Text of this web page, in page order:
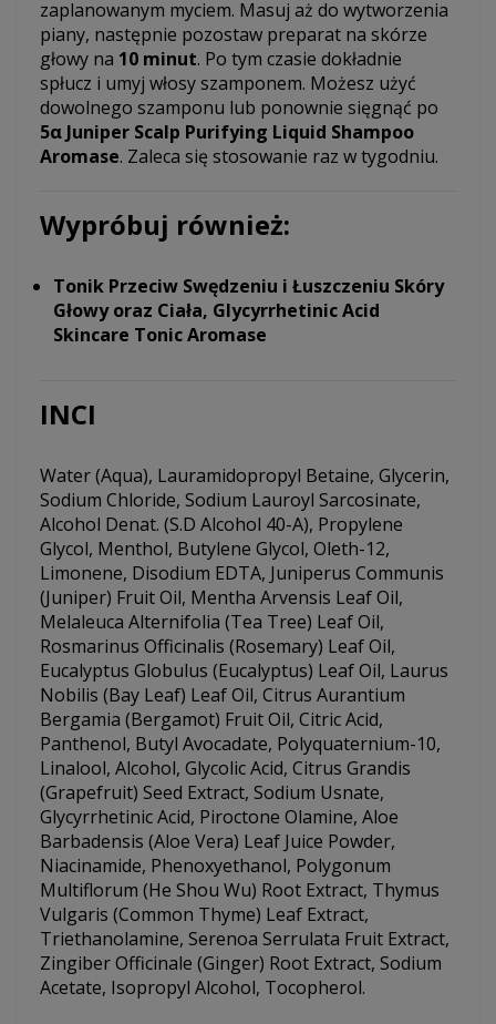
zaplanowanym myciem. Masuj aż do wytworzenia
piany, następnie pozostaw preparat na skórze
głowy na 10 minut. Po tym czasie dokładnie
spłucz i umyj włosy szamponem. Możesz użyć
dowolnego szamponu lub ponownie sięgnąć po
5α Juniper Scalp Purifying Liquid Shampoo
Aromase. Zaleca się stosowanie raz w tygodniu.
Wypróbuj również:
Tonik Przeciw Swędzeniu i Łuszczeniu Skóry
Głowy oraz Ciała, Glycyrrhetinic Acid
Skincare Tonic Aromase
INCI
Water (Aqua), Lauramidopropyl Betaine, Glycerin,
Sodium Chloride, Sodium Lauroyl Sarcosinate,
Alcohol Denat. (S.D Alcohol 40-A), Propylene
Glycol, Menthol, Butylene Glycol, Oleth-12,
Limonene, Disodium EDTA, Juniperus Communis
(Juniper) Fruit Oil, Mentha Arvensis Leaf Oil,
Melaleuca Alternifolia (Tea Tree) Leaf Oil,
Rosmarinus Officinalis (Rosemary) Leaf Oil,
Eucalyptus Globulus (Eucalyptus) Leaf Oil, Laurus
Nobilis (Bay Leaf) Leaf Oil, Citrus Aurantium
Bergamia (Bergamot) Fruit Oil, Citric Acid,
Panthenol, Butyl Avocadate, Polyquaternium-10,
Linalool, Alcohol, Glycolic Acid, Citrus Grandis
(Grapefruit) Seed Extract, Sodium Usnate,
Glycyrrhetinic Acid, Piroctone Olamine, Aloe
Barbadensis (Aloe Vera) Leaf Juice Powder,
Niacinamide, Phenoxyethanol, Polygonum
Multiflorum (He Shou Wu) Root Extract, Thymus
Vulgaris (Common Thyme) Leaf Extract,
Triethanolamine, Serenoa Serrulata Fruit Extract,
Zingiber Officinale (Ginger) Root Extract, Sodium
Acetate, Isopropyl Alcohol, Tocopherol.